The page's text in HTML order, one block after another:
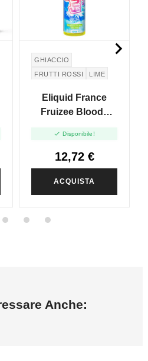
GHIACCIO
FRUTTI ROSSI
LIME
Eliquid France
Fruizee Bloody
10ml
 Disponibile!
12,72 €
ACQUISTA

Anche: